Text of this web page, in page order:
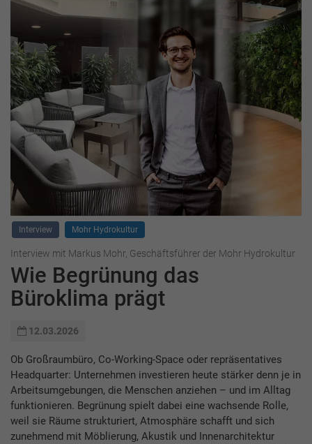
Interview Mohr Hydrokultur
Interview mit Markus Mohr, Geschäftsführer der Mohr Hydrokultur
Wie Begrünung das
Büroklima prägt
12.03.2026
Ob Großraumbüro, Co-Working-Space oder repräsentatives
Headquarter: Unternehmen investieren heute stärker denn je in
Arbeitsumgebungen, die Menschen anziehen – und im Alltag
funktionieren. Begrünung spielt dabei eine wachsende Rolle,
weil sie Räume strukturiert, Atmosphäre schafft und sich
zunehmend mit Möblierung, Akustik und Innenarchitektur